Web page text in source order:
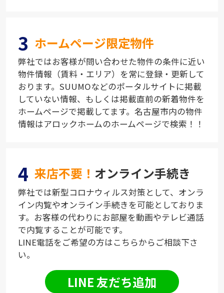
3 ホームページ限定物件
弊社ではお客様が問い合わせた物件の条件に近い
物件情報（賃料・エリア）を常に登録・更新して
おります。SUUMOなどのポータルサイトに掲載
していない情報、もしくは掲載直前の新着物件を
ホームページで掲載してます。名古屋市内の物件
情報はアロックホームのホームページで検索！！
4 来店不要！ オンライン手続き
弊社では新型コロナウィルス対策として、オンラ
イン内覧やオンライン手続きを可能としておりま
す。お客様の代わりにお部屋を動画やテレビ通話
で内覧することが可能です。
LINE電話をご希望の方はこちらからご相談下さ
い。
LINE 友だち追加